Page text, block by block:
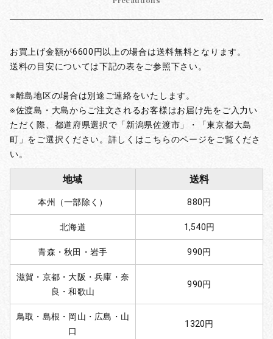
お買上げ金額が6600円以上の場合は送料無料となります。
送料の目安については下記の表をご参照下さい。
※離島地区の場合は別途ご連絡をいたします。
※佐渡島・大島からご注文されるお客様はお届け先をご入力い
ただく際、都道府県選択で「新潟県佐渡市」・「東京都大島
町」をご選択ください。詳しくはこちらのページをご覧くださ
い。
地域 送料
本州（一部除く） 880円
北海道 1,540円
青森・秋田・岩手 990円
滋賀・京都・大阪・兵庫・奈
良・和歌山
990円
鳥取・島根・岡山・広島・山
口
1320円